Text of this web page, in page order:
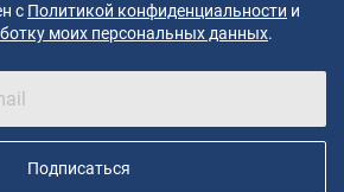
с Политикой конфиденциальности и
моих персональных данных.
Подписаться